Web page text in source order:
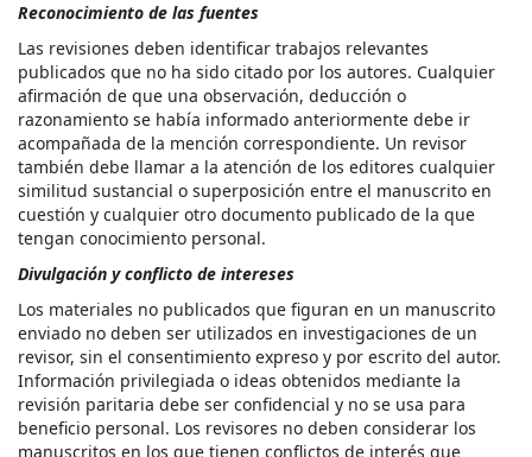
Reconocimiento de las fuentes
Las revisiones deben identificar trabajos relevantes
publicados que no ha sido citado por los autores. Cualquier
afirmación de que una observación, deducción o
razonamiento se había informado anteriormente debe ir
acompañada de la mención correspondiente. Un revisor
también debe llamar a la atención de los editores cualquier
similitud sustancial o superposición entre el manuscrito en
cuestión y cualquier otro documento publicado de la que
tengan conocimiento personal.
Divulgación y conflicto de intereses
Los materiales no publicados que figuran en un manuscrito
enviado no deben ser utilizados en investigaciones de un
revisor, sin el consentimiento expreso y por escrito del autor.
Información privilegiada o ideas obtenidos mediante la
revisión paritaria debe ser confidencial y no se usa para
beneficio personal. Los revisores no deben considerar los
manuscritos en los que tienen conflictos de interés que